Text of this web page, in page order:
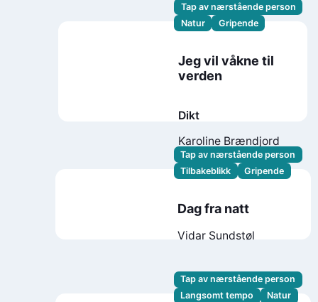
Tap av nærstående person
Natur
Gripende
Jeg vil våkne til
verden
Dikt
Karoline Brændjord
Tap av nærstående person
Tilbakeblikk
Gripende
Dag fra natt
Vidar Sundstøl
Tap av nærstående person
Langsomt tempo
Natur